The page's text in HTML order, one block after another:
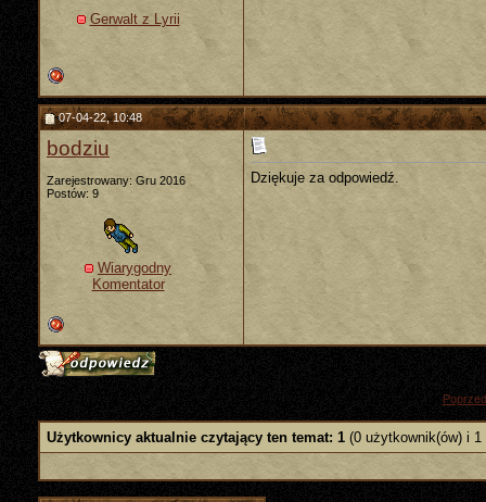
Gerwalt z Lyrii
07-04-22, 10:48
bodziu
Zarejestrowany: Gru 2016
Postów: 9
Wiarygodny
Komentator
Dziękuje za odpowiedź.
Użytkownicy aktualnie czytający ten temat: 1 (0 użytkownik(ów) i 1